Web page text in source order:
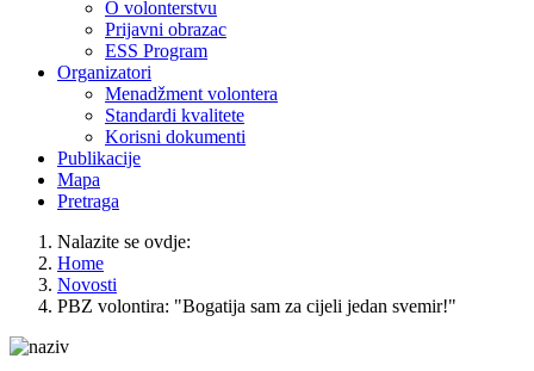
O volonterstvu
Prijavni obrazac
ESS Program
Organizatori
Menadžment volontera
Standardi kvalitete
Korisni dokumenti
Publikacije
Mapa
Pretraga
Nalazite se ovdje:
Home
Novosti
PBZ volontira: "Bogatija sam za cijeli jedan svemir!"